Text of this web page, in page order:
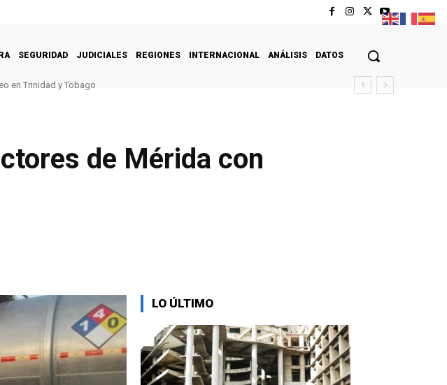
SEGURIDAD JUDICIALES REGIONES INTERNACIONAL ANÁLISIS DATOS
en Trinidad y Tobago
de Mérida con
LO ÚLTIMO